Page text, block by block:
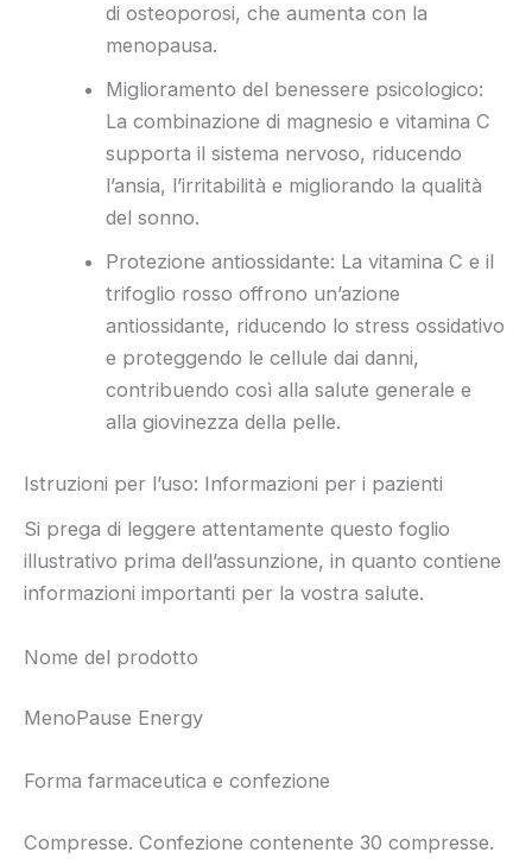
di osteoporosi, che aumenta con la
menopausa.
Miglioramento del benessere psicologico:
La combinazione di magnesio e vitamina C
supporta il sistema nervoso, riducendo
l’ansia, l’irritabilità e migliorando la qualità
del sonno.
Protezione antiossidante: La vitamina C e il
trifoglio rosso offrono un’azione
antiossidante, riducendo lo stress ossidativo
e proteggendo le cellule dai danni,
contribuendo così alla salute generale e
alla giovinezza della pelle.
Istruzioni per l’uso: Informazioni per i pazienti
Si prega di leggere attentamente questo foglio
illustrativo prima dell’assunzione, in quanto contiene
informazioni importanti per la vostra salute.
Nome del prodotto
MenoPause Energy
Forma farmaceutica e confezione
Compresse. Confezione contenente 30 compresse.